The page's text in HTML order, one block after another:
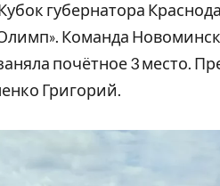
губернатора
Команда
почётное 3 место.
Григорий.